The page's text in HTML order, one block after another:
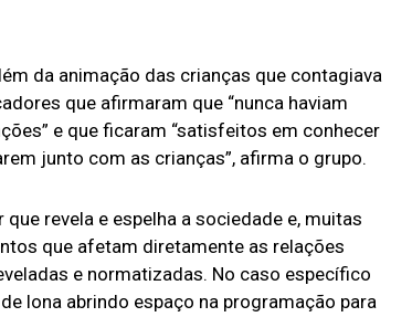
da animação das crianças que contagiava
que afirmaram que “nunca haviam
e que ficaram “satisfeitos em conhecer
junto com as crianças”, afirma o grupo.
revela e espelha a sociedade e, muitas
que afetam diretamente as relações
e normatizadas. No caso específico
lona abrindo espaço na programação para